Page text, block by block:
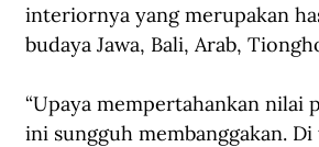
interiornya yang merupakan
budaya Jawa, Bali, Arab,
“Upaya mempertahankan nilai
ini sungguh membanggakan.